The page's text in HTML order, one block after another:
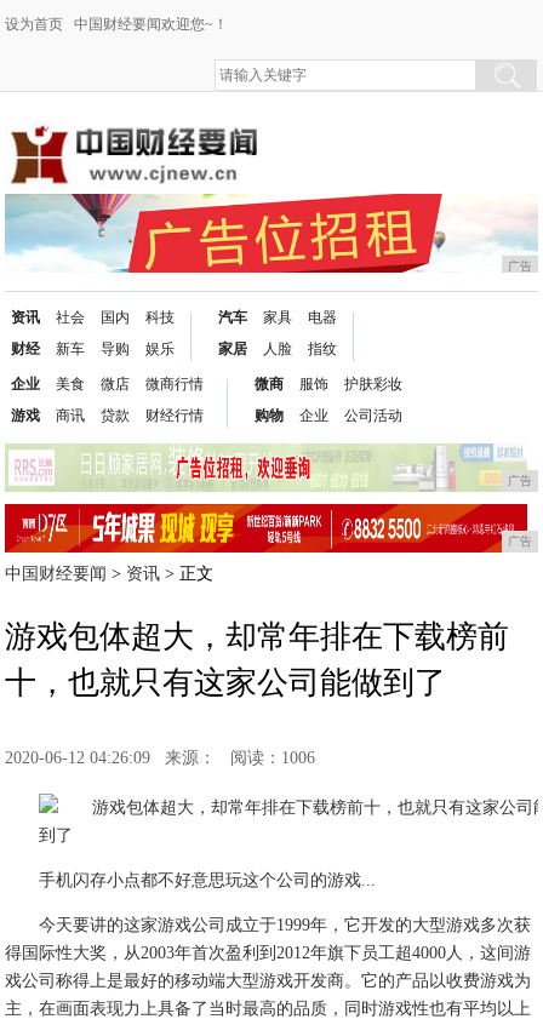
设为首页 中国财经要闻欢迎您~！
广告
资讯
财经
社会
新车
国内
导购
科技
娱乐
汽车
家居
家具
人脸
电器
指纹
企业
游戏
美食
商讯
微店
贷款
微商行情
财经行情
微商
购物
服饰
企业
护肤彩妆
公司活动
广告
广告
中国财经要闻 > 资讯 > 正文
游戏包体超大，却常年排在下载榜前
十，也就只有这家公司能做到了
2020-06-12 04:26:09 来源： 阅读：1006
手机闪存小点都不好意思玩这个公司的游戏...
今天要讲的这家游戏公司成立于1999年，它开发的大型游戏多次获
得国际性大奖，从2003年首次盈利到2012年旗下员工超4000人，这间游
戏公司称得上是最好的移动端大型游戏开发商。它的产品以收费游戏为
主，在画面表现力上具备了当时最高的品质，同时游戏性也有平均以上